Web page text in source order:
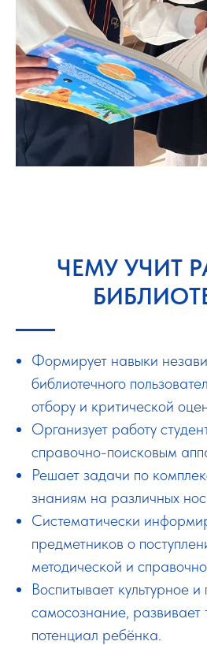
ЧЕМУ УЧИТ
Формирует навыки
библиотечного
отбору и критической
Организует работу
справочно-поисковым
Решает задачи по
знаниям на различных
Систематически
предметников о
методической и
Воспитывает культурное
самосознание, развивает
потенциал ребёнка.